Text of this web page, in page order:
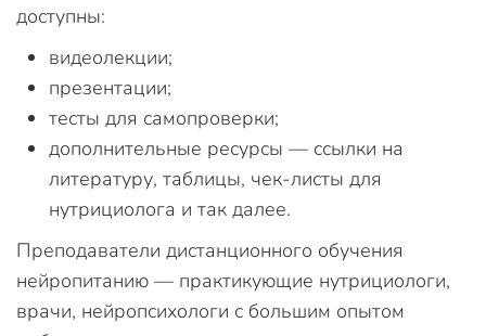
доступны:
видеолекции;
презентации;
тесты для самопроверки;
дополнительные ресурсы — ссылки на
литературу, таблицы, чек-листы для
нутрициолога и так далее.
Преподаватели дистанционного обучения
нейропитанию — практикующие нутрициологи,
врачи, нейропсихологи с большим опытом